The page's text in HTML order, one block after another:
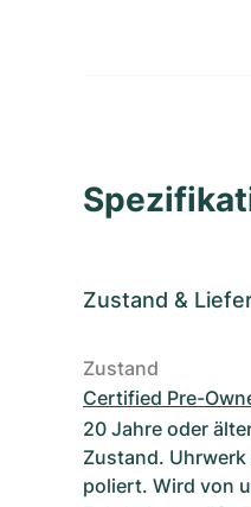
Zustand &
Zustand
Certified Pre-
20 Jahre oder
Zustand.
poliert. Wird von